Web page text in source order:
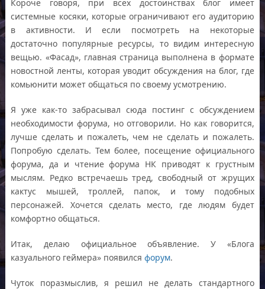
Короче говоря, при всех достоинствах блог имеет
системные косяки, которые ограничивают его аудиторию
в активности. И если посмотреть на некоторые
достаточно популярные ресурсы, то видим интересную
вещью. «Фасад», главная страница выполнена в формате
новостной ленты, которая уводит обсуждения на блог, где
комьюнити может общаться по своему усмотрению.
Я уже как-то забрасывал сюда постинг с обсуждением
необходимости форума, но отговорили. Но как говорится,
лучше сделать и пожалеть, чем не сделать и пожалеть.
Попробую сделать. Тем более, посещение официального
форума, да и чтение форума НК приводят к грустным
мыслям. Редко встречаешь тред, свободный от жрущих
кактус мышей, троллей, папок, и тому подобных
персонажей. Хочется сделать место, где людям будет
комфортно общаться.
Итак, делаю официальное объявление. У «Блога
казуального геймера» появилсяфорум.
Чуток поразмыслив, я решил не делать стандартного